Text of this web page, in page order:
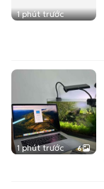
1 phút trước
1 phút trước 6